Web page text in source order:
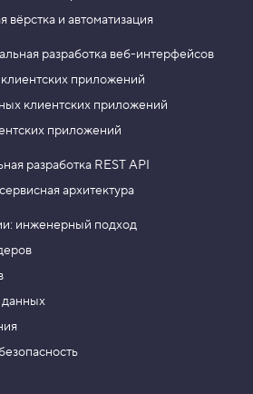
вёрстка и автоматизация
разработка веб-интерфейсов
приложений
клиентских приложений
приложений
разработка REST API
архитектура
инженерный подход
данных